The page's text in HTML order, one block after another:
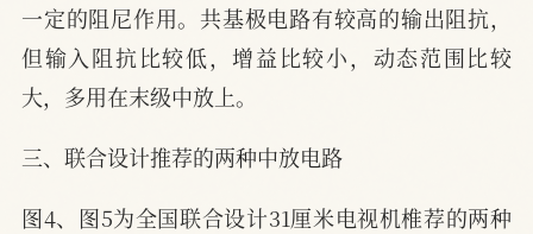
一定的阻尼作用。共基极电路有较高的输出阻抗，
但输入阻抗比较低，增益比较小，动态范围比较
大，多用在末级中放上。
三、联合设计推荐的两种中放电路
图4、图5为全国联合设计31厘米电视机椎荐的两种